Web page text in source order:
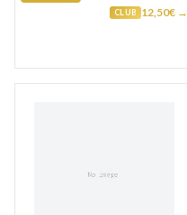
CLUB 12,50€ →